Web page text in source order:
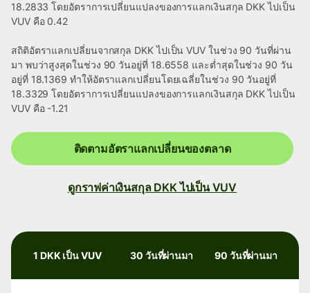
18.2833 โดยอัตราการเปลี่ยนแปลงของการแลกเงินสกุล DKK ไปเป็น
VUV คือ 0.42
สถิติอัตราแลกเปลี่ยนจากสกุล DKK ไปเป็น VUV ในช่วง 90 วันที่ผ่าน
มา พบว่าสูงสุดในช่วง 90 วันอยู่ที่ 18.6558 และต่ำสุดในช่วง 90 วัน
อยู่ที่ 18.1369 ทำให้อัตราแลกเปลี่ยนโดยเฉลี่ยในช่วง 90 วันอยู่ที่
18.3329 โดยอัตราการเปลี่ยนแปลงของการแลกเงินสกุล DKK ไปเป็น
VUV คือ -1.21
ติดตามอัตราแลกเปลี่ยนของตลาด
ดูกราฟค่าเงินสกุล DKK ไปเป็น VUV
1 DKK เป็น VUV 30 วันที่ผ่านมา 90 วันที่ผ่านมา